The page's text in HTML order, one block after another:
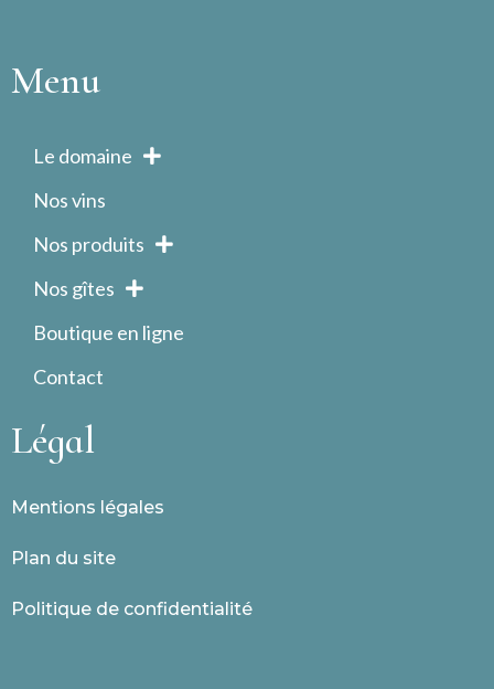
Menu
Le domaine
Nos vins
Nos produits
Nos gîtes
Boutique en ligne
Contact
Légal
Mentions légales
Plan du site
Politique de confidentialité